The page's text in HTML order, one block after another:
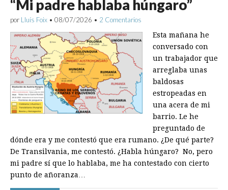
“Mi padre hablaba húngaro”
por Lluís Foix • 08/07/2026 • 2 Comentarios
Esta mañana he
conversado con
un trabajador que
arreglaba unas
baldosas
estropeadas en
una acera de mi
barrio. Le he
preguntado de
dónde era y me contestó que era rumano. ¿De qué parte?
De Transilvania, me contestó. ¿Habla húngaro? No, pero
mi padre sí que lo hablaba, me ha contestado con cierto
punto de añoranza…